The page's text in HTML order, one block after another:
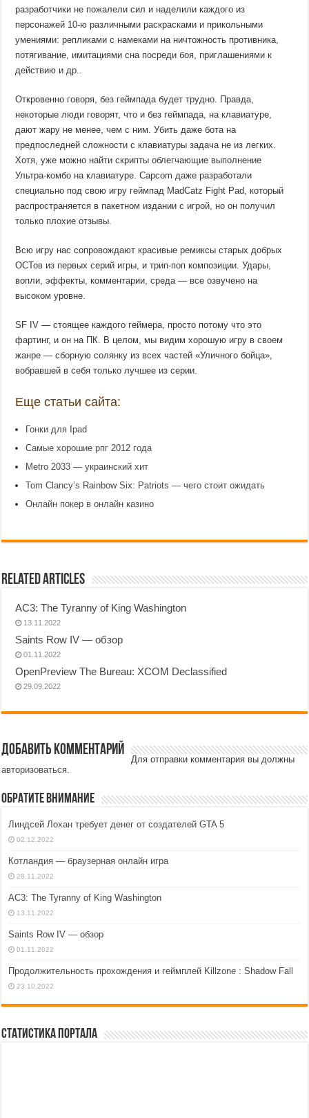
разработчики не пожалели сил и наделили каждого из
персонажей 10-ю различными раскрасками и прикольными
умениями: репликами с намеками на ничтожность противника,
потягивание, имитациями сна посреди боя, приглашениями к
действию и др..
Откровенно говоря, без геймпада будет трудно. Правда,
некоторые люди говорят, что и без геймпада, на клавиатуре,
дают жару не менее, чем с ним. Убить даже бота на
предпоследней сложности с клавиатуры задача не из легких.
Хотя, уже можно найти скрипты облегчающие выполнение
Ультра-комбо на клавиатуре. Capcom даже разработали
специально под свою игру геймпад MadCatz Fight Pad, который
распространяется в пакетном издании с игрой, но он получил
только плохие отзывы.
Всю игру нас сопровождают красивые ремиксы старых добрых
ОСТов из первых серий игры, и трип-поп композиции. Удары,
вопли, эффекты, комментарии, среда — все озвучено на
высоком уровне.
SF IV — стоящее каждого геймера, просто потому что это
фартинг, и он на ПК. В целом, мы видим хорошую игру в своем
жанре — сборную солянку из всех частей «Уличного бойца»,
вобравшей в себя только лучшее из серии.
Еще статьи сайта:
Гонки для Ipad
Самые хорошие рпг 2012 года
Metro 2033 — украинский хит
Tom Clancy’s Rainbow Six: Patriots — чего стоит ожидать
Онлайн покер в онлайн казино
Related Articles
AC3: The Tyranny of King Washington
13.11.2022
Saints Row IV — обзор
01.11.2022
OpenPreview The Bureau: XCOM Declassified
29.09.2022
Добавить комментарий
Для отправки комментария вы должны
авторизоваться
Обратите внимание
Линдсей Лохан требует денег от создателей GTA 5
02.12.2022
Котландия — браузерная онлайн игра
28.11.2022
AC3: The Tyranny of King Washington
13.11.2022
Saints Row IV — обзор
01.11.2022
Продолжительность прохождения и геймплей Killzone : Shadow Fall
23.10.2022
Статистика портала